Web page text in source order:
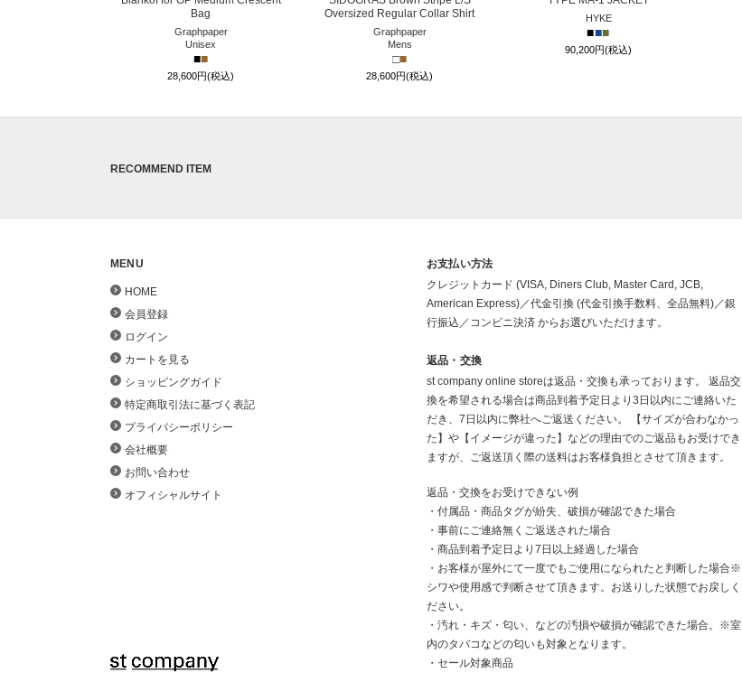
Bag
Graphpaper
Unisex
■■
28,600円(税込)
Oversized Regular Collar Shirt
Graphpaper
Mens
□■
28,600円(税込)
HYKE
■■■
90,200円(税込)
RECOMMEND ITEM
MENU
HOME
会員登録
ログイン
カートを見る
ショッピングガイド
特定商取引法に基づく表記
プライバシーポリシー
会社概要
お問い合わせ
オフィシャルサイト
お支払い方法
クレジットカード (VISA, Diners Club, Master Card, JCB,
American Express)／代金引換 (代金引換手数料、全品無料)／銀
行振込／コンビニ決済 からお選びいただけます。
返品・交換
st company online storeは返品・交換も承っております。 返品交
換を希望される場合は商品到着予定日より3日以内にご連絡いた
だき、7日以内に弊社へご返送ください。 【サイズが合わなかっ
た】や【イメージが違った】などの理由でのご返品もお受けでき
ますが、ご返送頂く際の送料はお客様負担とさせて頂きます。
返品・交換をお受けできない例
・付属品・商品タグが紛失、破損が確認できた場合
・事前にご連絡無くご返送された場合
・商品到着予定日より7日以上経過した場合
・お客様が屋外にて一度でもご使用になられたと判断した場合※
シワや使用感で判断させて頂きます。お送りした状態でお戻しく
ださい。
・汚れ・キズ・匂い、などの汚損や破損が確認できた場合。※室
内のタバコなどの匂いも対象となります。
・セール対象商品